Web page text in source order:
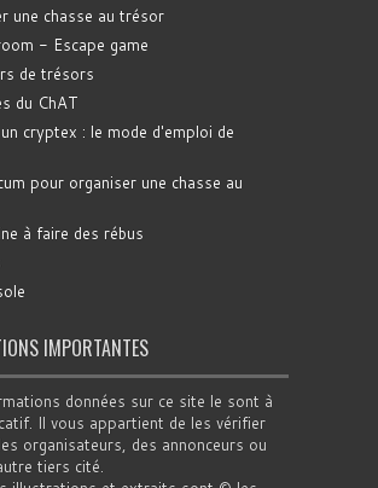
une chasse au trésor
- Escape game
de trésors
du ChAT
cryptex : le mode d'emploi de
pour organiser une chasse au
à faire des rébus
IMPORTANTES
données sur ce site le sont à
Il vous appartient de les vérifier
organisateurs, des annonceurs ou
tiers cité.